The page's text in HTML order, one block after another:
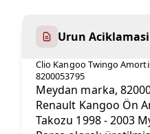
Urun Aciklamasi
Clio Kangoo Twingo
8200053795
Meydan marka,
Renault Kangoo Ön
Takozu 1998 - 2003